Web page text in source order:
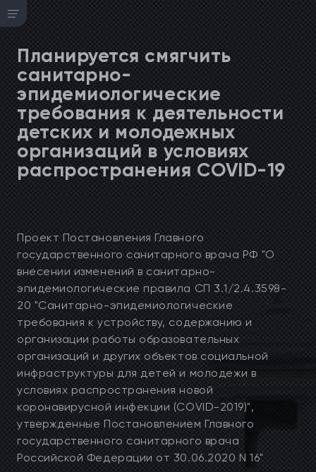
Планируется смягчить
санитарно-
эпидемиологические
требования к деятельности
детских и молодежных
организаций в условиях
распространения COVID-19
Проект Постановления Главного
государственного санитарного врача РФ "О
внесении изменений в санитарно-
эпидемиологические правила СП 3.1/2.4.3598-
20 "Санитарно-эпидемиологические
требования к устройству, содержанию и
организации работы образовательных
организаций и других объектов социальной
инфраструктуры для детей и молодежи в
условиях распространения новой
коронавирусной инфекции (COVID-2019)",
утвержденные Постановлением Главного
государственного санитарного врача
Российской Федерации от 30.06.2020 N 16"